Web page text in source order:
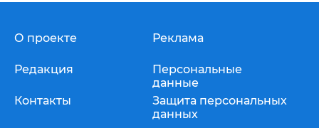
О проекте
Редакция
Контакты
Реклама
Персональные
данные
Защита персональных
данных